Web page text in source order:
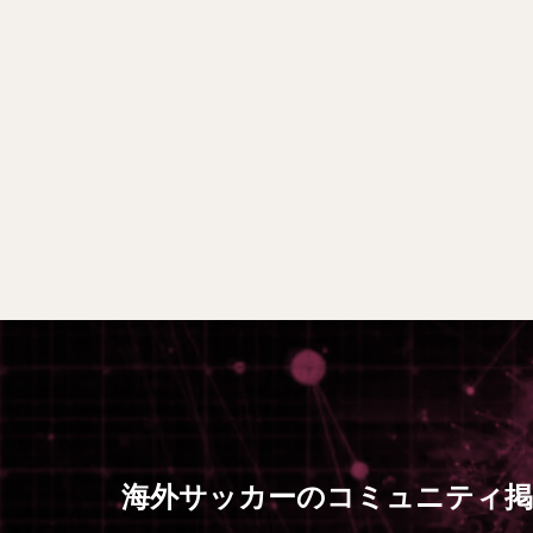
海外サッカーのコミュニティ